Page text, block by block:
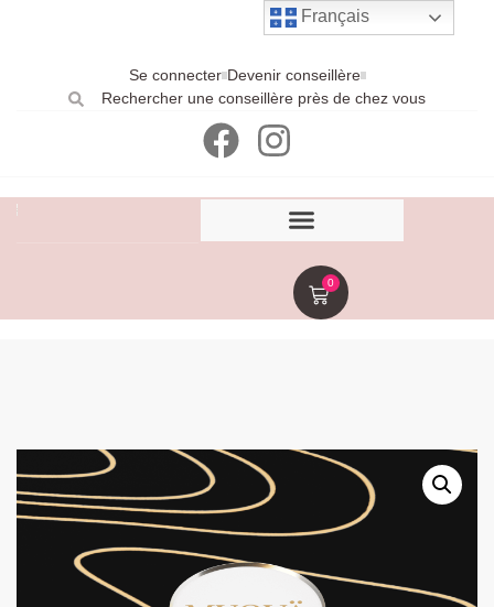
Se connecter Devenir conseillère
Rechercher une conseillère près de chez vous
0
Français